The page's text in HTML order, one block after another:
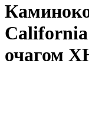
очагом